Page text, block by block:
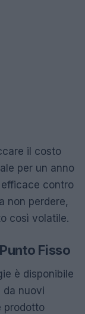
il costo
per un anno
contro
non perdere,
così volatile.
Fisso
è disponibile
da nuovi
prodotto